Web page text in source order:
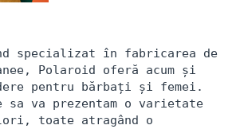
specializat în fabricarea de
Polaroid oferă acum și
pentru bărbați și femei.
sa va prezentam o varietate
toate atragând o